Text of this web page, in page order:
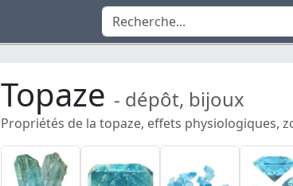
Topaze - dépôt, bijoux
Propriétés de la topaze, effets physiologiques,